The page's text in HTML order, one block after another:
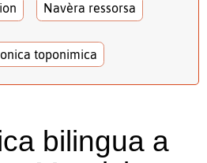
Navèra ressorsa
toponimica
bilingua a